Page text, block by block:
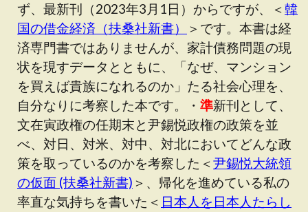
ず、最新刊（2023年3月1日）からですが、＜韓
国の借金経済（扶桑社新書）
＞です。本書は経
済専門書ではありませんが、家計債務問題の現
状を現すデータとともに、「なぜ、マンション
を買えば貴族になれるのか」たる社会心理を、
自分なりに考察した本です。・ 準新刊として、
文在寅政権の任期末と尹錫悦政権の政策を並
べ、対日、対米、対中、対北においてどんな政
策を取っているのかを考察した＜尹錫悦大統領
の仮面 (扶桑社新書) ＞、帰化を進めている私の
率直な気持ちを書いた＜ 日本人を日本人たらし